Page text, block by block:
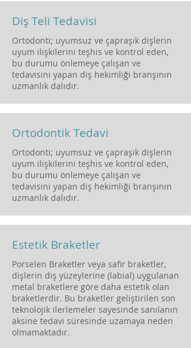
Diş Teli Tedavisi
Ortodonti; uyumsuz ve çapraşık dişlerin
uyum ilişkilerini teşhis ve kontrol eden,
bu durumu önlemeye çalışan ve
tedavisini yapan diş hekimliği branşının
uzmanlık dalıdır.
Ortodontik Tedavi
Ortodonti; uyumsuz ve çapraşık dişlerin
uyum ilişkilerini teşhis ve kontrol eden,
bu durumu önlemeye çalışan ve
tedavisini yapan diş hekimliği branşının
uzmanlık dalıdır.
Estetik Braketler
Porselen Braketler veya safir braketler,
dişlerin dış yüzeylerine (labial) uygulanan
metal braketlere göre daha estetik olan
braketlerdir. Bu braketler geliştirilen son
teknolojik ilerlemeler sayesinde sanılanın
aksine tedavi süresinde uzamaya neden
olmamaktadır.